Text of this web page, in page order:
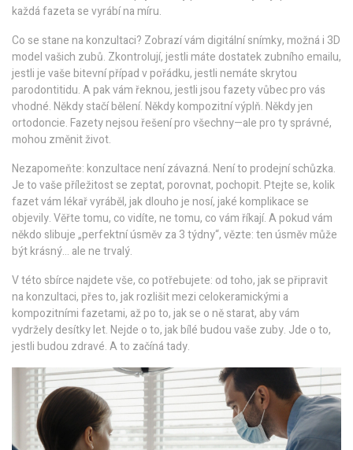
každá fazeta se vyrábí na míru.
Co se stane na konzultaci? Zobrazí vám digitální snímky, možná i 3D
model vašich zubů. Zkontrolují, jestli máte dostatek zubního emailu,
jestli je vaše bitevní případ v pořádku, jestli nemáte skrytou
parodontitidu. A pak vám řeknou, jestli jsou fazety vůbec pro vás
vhodné. Někdy stačí bělení. Někdy kompozitní výplň. Někdy jen
ortodoncie. Fazety nejsou řešení pro všechny—ale pro ty správné,
mohou změnit život.
Nezapomeňte: konzultace není závazná. Není to prodejní schůzka.
Je to vaše příležitost se zeptat, porovnat, pochopit. Ptejte se, kolik
fazet vám lékař vyráběl, jak dlouho je nosí, jaké komplikace se
objevily. Věřte tomu, co vidíte, ne tomu, co vám říkají. A pokud vám
někdo slibuje „perfektní úsměv za 3 týdny“, vězte: ten úsměv může
být krásný… ale ne trvalý.
V této sbírce najdete vše, co potřebujete: od toho, jak se připravit
na konzultaci, přes to, jak rozlišit mezi celokeramickými a
kompozitními fazetami, až po to, jak se o ně starat, aby vám
vydržely desítky let. Nejde o to, jak bílé budou vaše zuby. Jde o to,
jestli budou zdravé. A to začíná tady.